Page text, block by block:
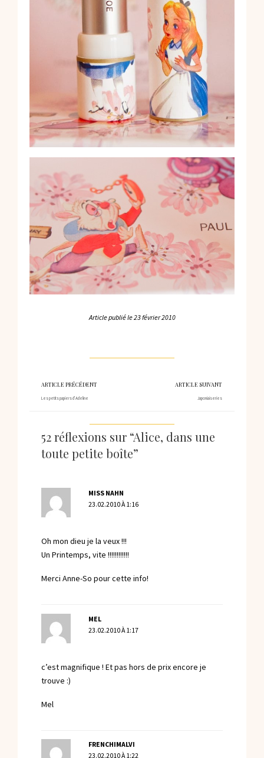
Article publié le23 février 2010
ARTICLE PRÉCÉDENT
Les petits papiers d’Adeline
ARTICLE SUIVANT
Japoniaiseries
52 réflexions sur “Alice, dans une
toute petite boîte”
MISS NAHN
23.02.2010 À 1:16
Oh mon dieu je la veux !!!
Un Printemps, vite !!!!!!!!!!!!
Merci Anne-So pour cette info!
MEL
23.02.2010 À 1:17
c’est magnifique ! Et pas hors de prix encore je
trouve :)
Mel
FRENCHIMALVI
23.02.2010 À 1:22